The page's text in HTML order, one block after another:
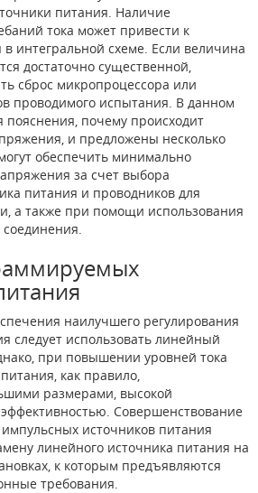
питания. Наличие
тока может привести к
интегральной схеме. Если величина
достаточно существенной,
сброс микропроцессора или
проводимого испытания. В данном
пояснения, почему происходит
и предложены несколько
обеспечить минимально
за счет выбора
питания и проводников для
а также при помощи использования
наилучшего регулирования
следует использовать линейный
при повышении уровней тока
как правило,
размерами, высокой
Совершенствование
источников питания
линейного источника питания на
к которым предъявляются
требования.